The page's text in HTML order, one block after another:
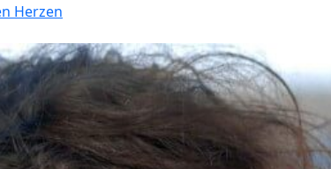
Herzen